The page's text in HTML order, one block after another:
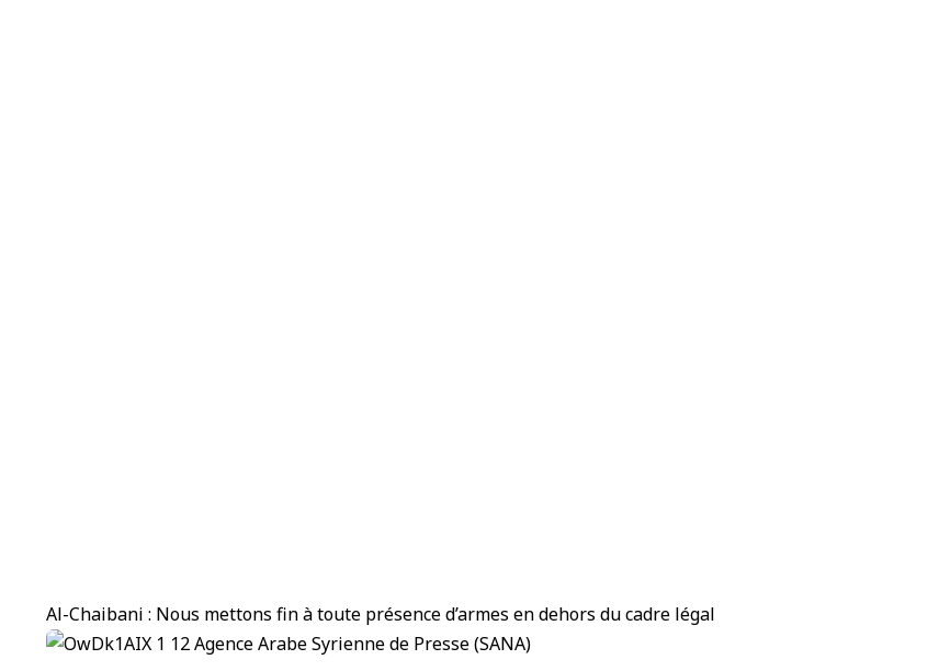
Al-Chaibani : Nous mettons fin à toute présence d’armes en dehors du cadre légal